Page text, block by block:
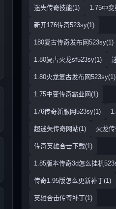
迷失传奇技能(1) 1.75中
新开176传奇523sy(1)
180复古传奇发布网523sy(1)
1.80复古火龙sf523sy(1)
1.80火龙复古发布网523sy(1)
1.75中变传奇霸业网(1)
176传奇新服网523sy(1)
超迷失传奇网站(1) 火龙
传奇英雄合击下载(1)
1.85版本传奇3d怎么挂机
传奇1.95版怎么更新补丁(1)
英雄合击传奇补丁(1)